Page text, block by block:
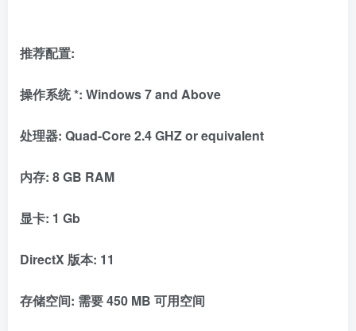
推荐配置:
操作系统 *: Windows 7 and Above
处理器: Quad-Core 2.4 GHZ or equivalent
内存: 8 GB RAM
显卡: 1 Gb
DirectX 版本: 11
存储空间: 需要 450 MB 可用空间